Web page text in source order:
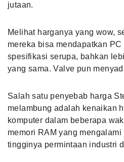
jutaan.
Melihat harganya yang wow,
mereka bisa mendapatkan
spesifikasi serupa, bahkan
yang sama. Valve pun
Salah satu penyebab harga
melambung adalah kenaikan
komputer dalam beberapa
memori RAM yang
tingginya permintaan industri